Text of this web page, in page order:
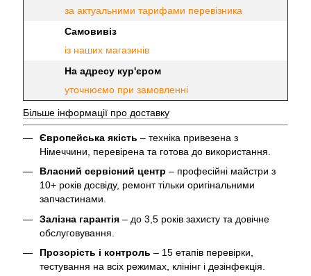
за актуальними тарифами перевізника
Самовивіз
із наших магазинів
На адресу кур'єром
уточнюємо при замовленні
Більше інформації про доставку
Європейська якість – техніка привезена з
Німеччини, перевірена та готова до використання.
Власний сервісний центр – професійні майстри з
10+ років досвіду, ремонт тільки оригінальними
запчастинами.
Залізна гарантія – до 3,5 років захисту та довічне
обслуговування.
Прозорість і контроль – 15 етапів перевірки,
тестування на всіх режимах, клінінг і дезінфекція.